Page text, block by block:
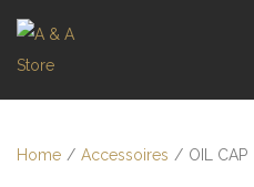
Home / Accessoires / OIL CAP